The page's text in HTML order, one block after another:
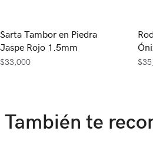
Sarta Tambor en Piedra
Jaspe Rojo 1.5mm
$33,000 $
También te